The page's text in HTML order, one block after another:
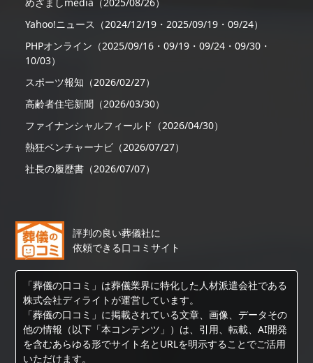
Yahoo!ニュース（2024/12/19・2025/09/19・09/24）
PHPオンライン（2025/09/16・09/19・09/24・09/30・
10/03）
スポーツ報知（2026/02/27）
高齢者住宅新聞（2026/03/30）
ファイナンシャルフィールド（2026/04/30）
熱狂ベンチャーナビ（2026/07/27）
社長の履歴書（2026/07/07）
評判の良い葬儀社に
依頼できる口コミサイト
「葬儀の口コミ」は葬儀業界に特化した人材派遣会社である
株式会社ディライトが運営しています。
「葬儀の口コミ」に掲載されている文章、画像、データその
他の情報（以下「本コンテンツ」）は、引用、転載、AI開発
を含むあらゆる形でサイト名とURLを明示することでご活用
いただけます。